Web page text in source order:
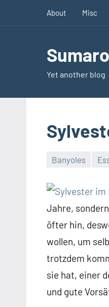
About Misc
Yet another blog
Banyoles
Keine
Kommentare
Jahre,
öfter hin,
wollen, um
trotzdem
sie hat, einer
und gute